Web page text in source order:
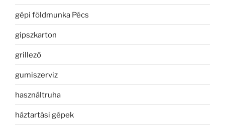
gépi földmunka Pécs
gipszkarton
grillező
gumiszerviz
használtruha
háztartási gépek